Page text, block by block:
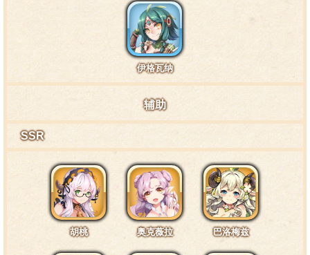
特训7阶段台词2·尾巴4
那个……咳咳，本小姐今天有些匆忙，所以忘记了梳
理尾巴，要、要是团长想来帮忙的话……倒也不是不可以
特训7阶段台词3·武器4
咻！团长现在已经被本小姐射中了，嗯？你说自己并
没有受伤？笨蛋，人家指的——是你的“心”哦。
伊格瓦纳
辅助
SSR
胡桃 奥克薇拉 巴洛梅兹